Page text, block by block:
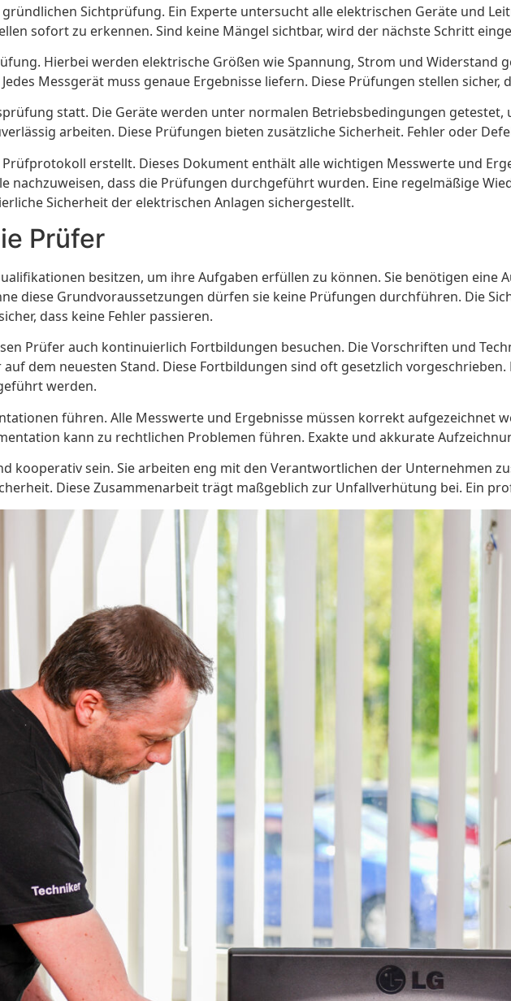
Sichtprüfung. Ein Experte untersucht alle elektrischen Geräte und
sofort zu erkennen. Sind keine Mängel sichtbar, wird der nächste Schritt
Hierbei werden elektrische Größen wie Spannung, Strom und Widerstand
Messgerät muss genaue Ergebnisse liefern. Diese Prüfungen stellen sicher,
statt. Die Geräte werden unter normalen Betriebsbedingungen
arbeiten. Diese Prüfungen bieten zusätzliche Sicherheit. Fehler oder
erstellt. Dieses Dokument enthält alle wichtigen Messwerte und
nachzuweisen, dass die Prüfungen durchgeführt wurden. Eine regelmäßige
Sicherheit der elektrischen Anlagen sichergestellt.
Prüfer
besitzen, um ihre Aufgaben erfüllen zu können. Sie benötigen eine
diese Grundvoraussetzungen dürfen sie keine Prüfungen durchführen. Die
dass keine Fehler passieren.
Prüfer auch kontinuierlich Fortbildungen besuchen. Die Vorschriften und
dem neuesten Stand. Diese Fortbildungen sind oft gesetzlich
werden.
führen. Alle Messwerte und Ergebnisse müssen korrekt aufgezeichnet
kann zu rechtlichen Problemen führen. Exakte und akkurate
kooperativ sein. Sie arbeiten eng mit den Verantwortlichen der Unternehmen
Diese Zusammenarbeit trägt maßgeblich zur Unfallverhütung bei. Ein